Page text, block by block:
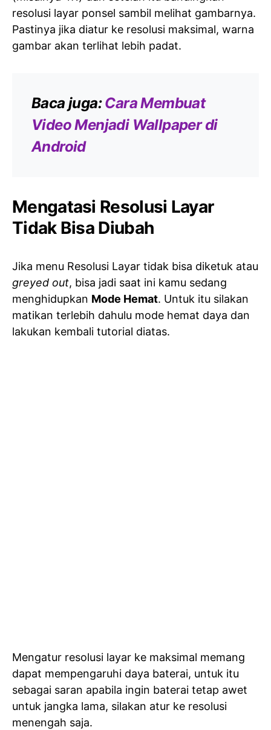
resolusi layar ponsel sambil melihat gambarnya.
Pastinya jika diatur ke resolusi maksimal, warna
gambar akan terlihat lebih padat.
Baca juga:Cara Membuat
Video Menjadi Wallpaper di
Android
Mengatasi Resolusi Layar
Tidak Bisa Diubah
Jika menu Resolusi Layar tidak bisa diketuk atau
greyed out, bisa jadi saat ini kamu sedang
menghidupkan Mode Hemat. Untuk itu silakan
matikan terlebih dahulu mode hemat daya dan
lakukan kembali tutorial diatas.
Mengatur resolusi layar ke maksimal memang
dapat mempengaruhi daya baterai, untuk itu
sebagai saran apabila ingin baterai tetap awet
untuk jangka lama, silakan atur ke resolusi
menengah saja.